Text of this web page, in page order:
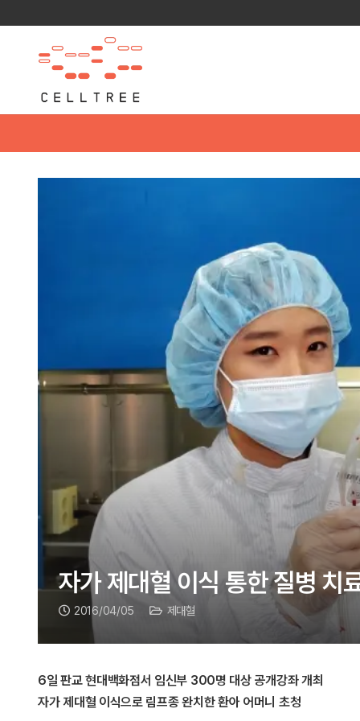
자가 제대혈 이식 통한 질병 치
2016/04/05 제대혈
6일 판교 현대백화점서 임신부 300명 대상 공개강좌 개최
자가 제대혈 이식으로 림프종 완치한 환아 어머니 초청